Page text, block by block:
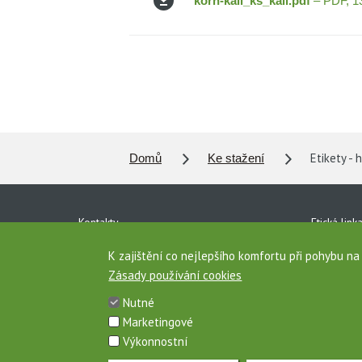
Domů Ke stažení Etikety -
Kontakty
Etická linka
Ke stažení
Ochrana
Pro média
Zásady používání cookies
K zajištění co nejlepšího komfortu při pohybu
Zásady používání cookies
Nutné
Marketingové
Výkonnostní